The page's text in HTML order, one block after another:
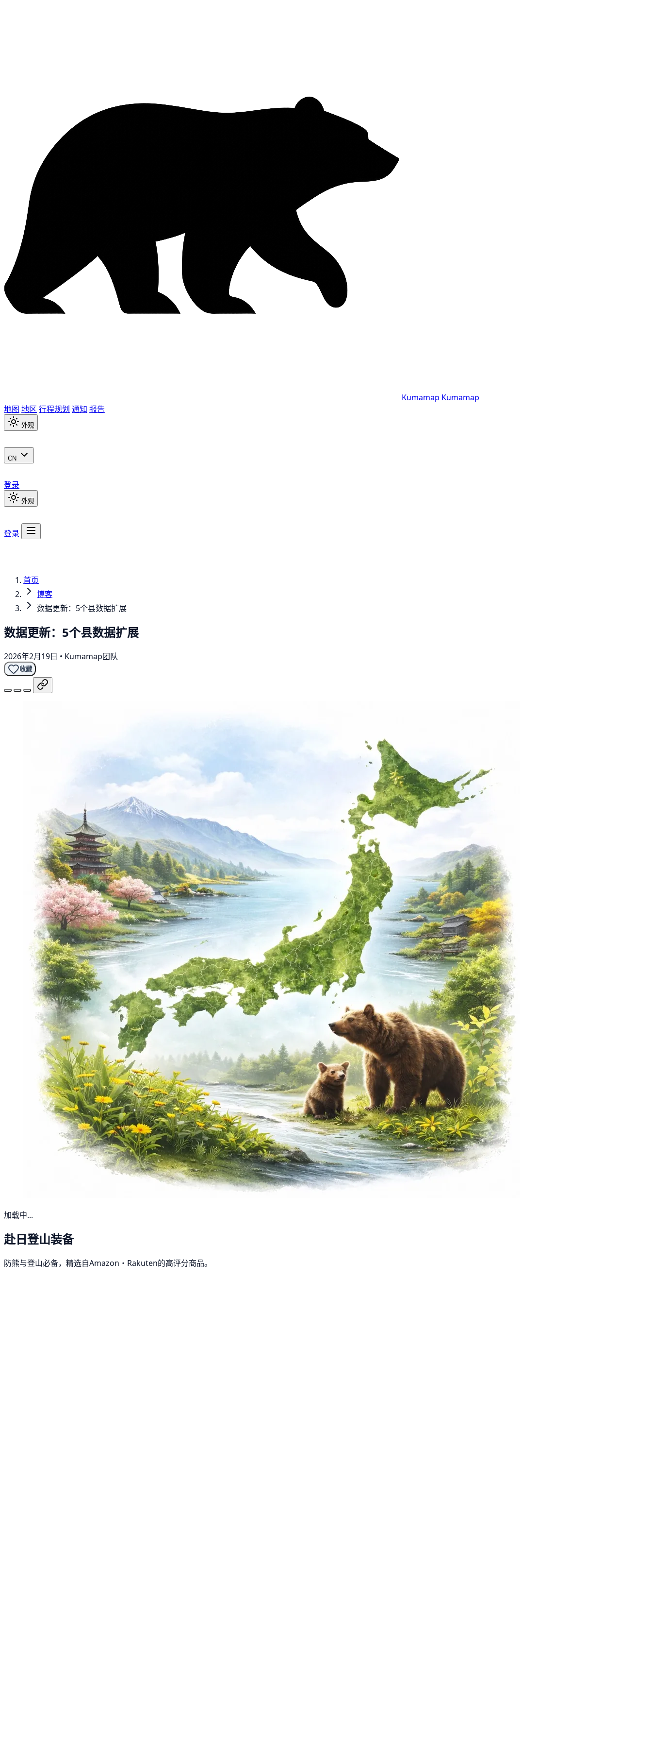
Kumamap Kumamap
地图 地区 行程规划 通知 报告
外观
CN
登录
外观
登录
首页
博客
数据更新：5个县数据扩展
数据更新：5个县数据扩展
2026年2月19日 • Kumamap团队
收藏
加载中...
赴日登山装备
防熊与登山必备，精选自Amazon・Rakuten的高评分商品。